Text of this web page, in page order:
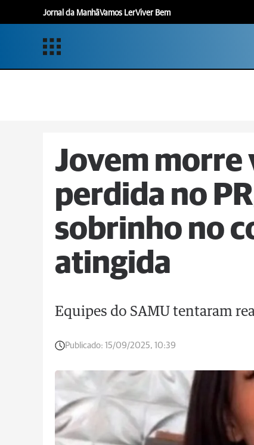
Jornal da ManhãVamos LerViver Bem
Jovem morre
perdida no
sobrinho no
atingida
Equipes do SAMU tentaram
Publicado: 15/09/2025, 10:39